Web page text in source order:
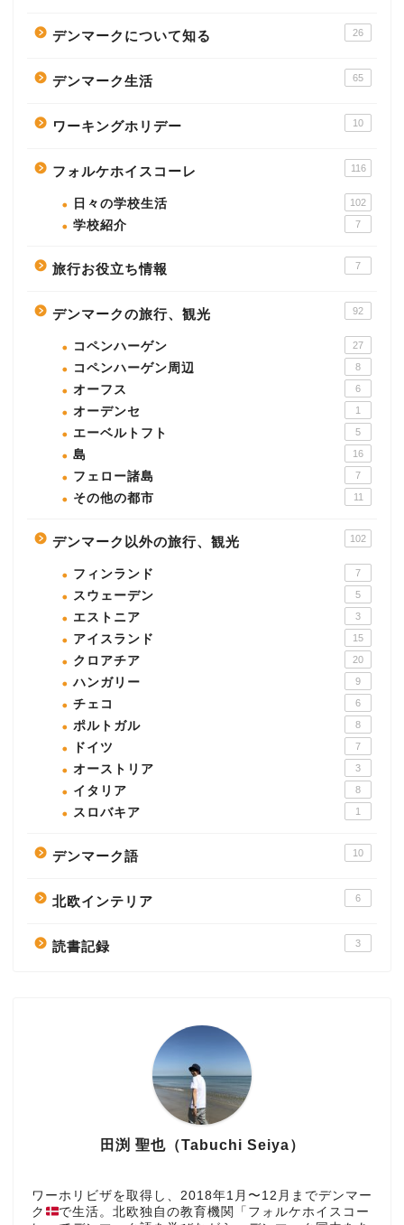
デンマークについて知る 26
デンマーク生活 65
ワーキングホリデー 10
フォルケホイスコーレ 116
日々の学校生活 102
学校紹介 7
旅行お役立ち情報 7
デンマークの旅行、観光 92
コペンハーゲン 27
コペンハーゲン周辺 8
オーフス 6
オーデンセ 1
エーベルトフト 5
島 16
フェロー諸島 7
その他の都市 11
デンマーク以外の旅行、観光 102
フィンランド 7
スウェーデン 5
エストニア 3
アイスランド 15
クロアチア 20
ハンガリー 9
チェコ 6
ポルトガル 8
ドイツ 7
オーストリア 3
イタリア 8
スロバキア 1
デンマーク語 10
北欧インテリア 6
読書記録 3
田渕 聖也（Tabuchi Seiya）
ワーホリビザを取得し、2018年1月〜12月までデンマー
ク
で生活。北欧独自の教育機関「フォルケホイスコー